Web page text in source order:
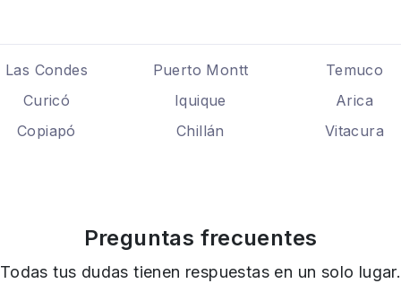
Las Condes Puerto Montt Temuco
Curicó Iquique Arica
Copiapó Chillán Vitacura
Preguntas frecuentes
Todas tus dudas tienen respuestas en un solo lugar.